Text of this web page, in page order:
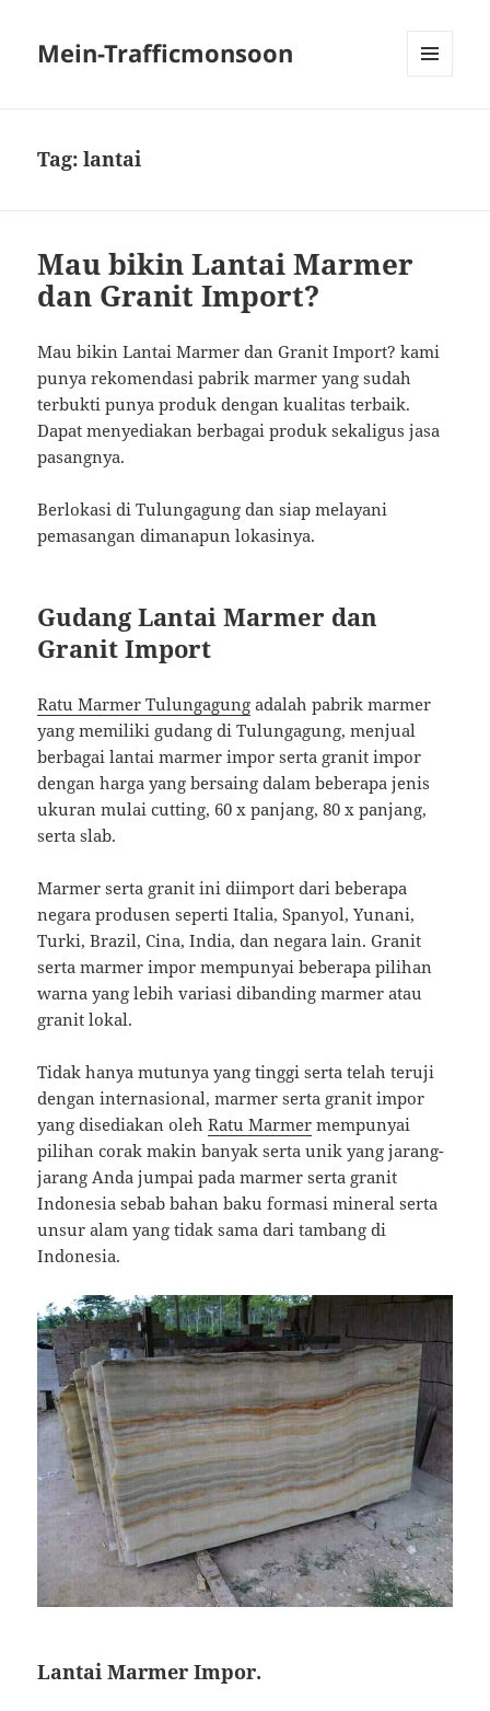
Mein-Trafficmonsoon
Tag:lantai
Mau bikin Lantai Marmer
dan Granit Import?
Mau bikin Lantai Marmer dan Granit Import? kami
punya rekomendasi pabrik marmer yang sudah
terbukti punya produk dengan kualitas terbaik.
Dapat menyediakan berbagai produk sekaligus jasa
pasangnya.
Berlokasi di Tulungagung dan siap melayani
pemasangan dimanapun lokasinya.
Gudang Lantai Marmer dan
Granit Import
Ratu Marmer Tulungagung adalah pabrik marmer
yang memiliki gudang di Tulungagung, menjual
berbagai lantai marmer impor serta granit impor
dengan harga yang bersaing dalam beberapa jenis
ukuran mulai cutting, 60 x panjang, 80 x panjang,
serta slab.
Marmer serta granit ini diimport dari beberapa
negara produsen seperti Italia, Spanyol, Yunani,
Turki, Brazil, Cina, India, dan negara lain. Granit
serta marmer impor mempunyai beberapa pilihan
warna yang lebih variasi dibanding marmer atau
granit lokal.
Tidak hanya mutunya yang tinggi serta telah teruji
dengan internasional, marmer serta granit impor
yang disediakan olehRatu Marmer mempunyai
pilihan corak makin banyak serta unik yang jarang-
jarang Anda jumpai pada marmer serta granit
Indonesia sebab bahan baku formasi mineral serta
unsur alam yang tidak sama dari tambang di
Indonesia.
Lantai Marmer Impor.